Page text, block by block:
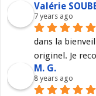
Valérie
7 years ago
dans la
originel. Je
M. G.
8 years ago